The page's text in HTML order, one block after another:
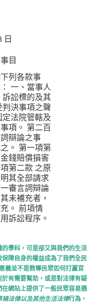
日
目
列各款事
一、當事人
訟標的及其
決事項之聲
法院管轄及
項。 第二百
辯論之事
。 第一項第
錢賠償損害
第二款 之原
其全部請求
審言詞辯論
未補充者，
。 前項情
訴訟程序。
學科，可是卻又與我們的生活
障自身的權益成為了我們全民
義並不是教導民眾如何打贏官
有需要幫助，或是對法律有疑
網站上提供了一般民眾容易遇
法律以及其他生活法律行為，